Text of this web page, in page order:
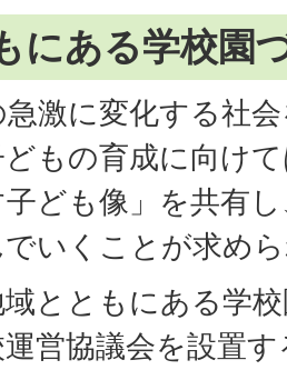
にある学校園
激に変化する社
どもの育成に向け
ども像」を共有
いくことが求め
とともにある学
運営協議会を設置